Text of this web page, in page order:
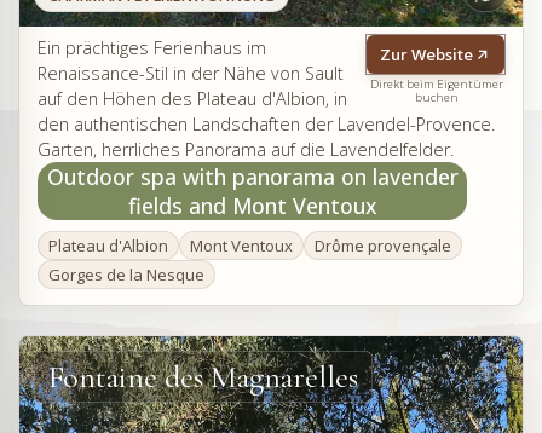
Zur Website
Direkt beim Eigentümer
buchen
Ein prächtiges Ferienhaus im
Renaissance-Stil in der Nähe von Sault
auf den Höhen des Plateau d'Albion, in
den authentischen Landschaften der Lavendel-Provence.
Garten, herrliches Panorama auf die Lavendelfelder.
Outdoor spa with panorama on lavender
fields and Mont Ventoux
Plateau d'Albion Mont Ventoux
Drôme provençale
Gorges de la Nesque
Fontaine des Magnarelles